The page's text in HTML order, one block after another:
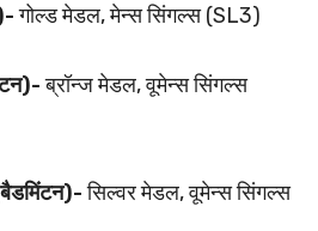
गोल्ड मेडल, मेन्स सिंगल्स (SL3)
ब्रॉन्ज मेडल, वूमेन्स सिंगल्स
सिल्वर मेडल, वूमेन्स सिंगल्स